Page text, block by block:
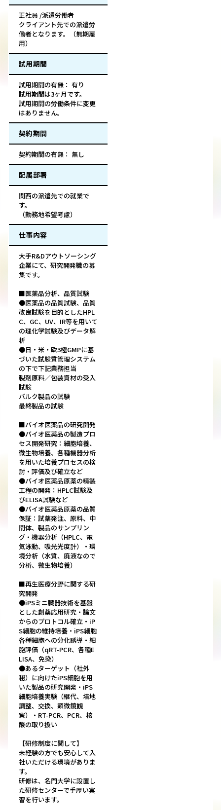
正社員 /派遣労働者
クライアント先での派遣労
働者となります。（無期雇
用）
試用期間
試用期間の有無： 有り
試用期間は3ヶ月です。
試用期間の労働条件に変更
はありません。
契約期間
契約期間の有無： 無し
配属部署
関西の派遣先での就業で
す。
（勤務地希望考慮）
仕事内容
大手R&Dアウトソーシング
企業にて、研究開発職の募
集です。
■医薬品分析、品質試験
●医薬品の品質試験、品質
改良試験を目的としたHPL
C、GC、UV、IR等を用いて
の理化学試験及びデータ解
析
●日・米・欧3極GMPに基
づいた試験質管理システム
の下で下記業務担当
製剤原料／包装資材の受入
試験
バルク製品の試験
最終製品の試験
■バイオ医薬品の研究開発
●バイオ医薬品の製造プロ
セス開発研究：細胞培養、
微生物培養、各種機器分析
を用いた培養プロセスの検
討・評価及び確立など
●バイオ医薬品原薬の精製
工程の開発：HPLC試験及
びELISA試験など
●バイオ医薬品原薬の品質
保証：試薬発注、原料、中
間体、製品のサンプリン
グ・機器分析（HPLC、電
気泳動、吸光光度計）・環
境分析（水質、廃液なので
分析、微生物培養）
■再生医療分野に関する研
究開発
●iPSミニ臓器技術を基盤
とした創薬応用研究・論文
からのプロトコル確立・iP
S細胞の維持培養・iPS細胞
各種細胞への分化誘導・細
胞評価（qRT-PCR、各種E
LISA、免染）
●あるターゲット（社外
秘）に向けたiPS細胞を用
いた製品の研究開発・iPS
細胞培養実験（継代、培地
調整、交換、顕微鏡観
察）・RT-PCR、PCR、核
酸の取り扱い
【研修制度に関して】
未経験の方でも安心して入
社いただける環境がありま
す。
研修は、名門大学に設置し
た研修センターで手厚い実
習を行います。